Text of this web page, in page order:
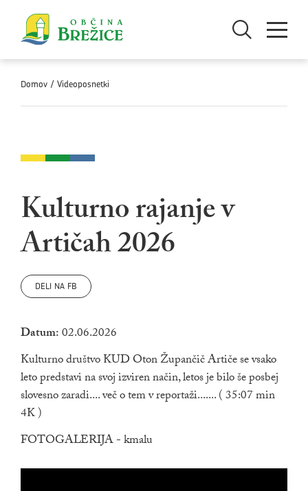
Odpri iskanjeOdpri meni
Domov / Videoposnetki
Kulturno rajanje v
Artičah 2026
DELI NA FB
Datum:02.06.2026
Kulturno društvo KUD Oton Župančič Artiče se vsako
leto predstavi na svoj izviren način, letos je bilo še posbej
slovesno zaradi.... več o tem v reportaži....... ( 35:07 min
4K )
FOTOGALERIJA - kmalu